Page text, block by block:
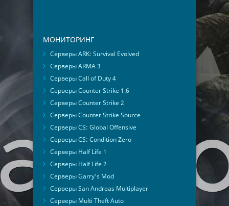
МОНИТОРИНГ
Серверы ARK: Survival Evolved
Серверы ARMA 3
Серверы Call of Duty 4
Серверы Counter Strike 1.6
Серверы Counter Strike 2
Серверы Counter Strike Source
Серверы CS: Global Offensive
Серверы CS: Condition Zero
Серверы Half Life 1
Серверы Half Life 2
Серверы Garry's Mod
Серверы San Andreas Multiplayer
Серверы Multi Theft Auto